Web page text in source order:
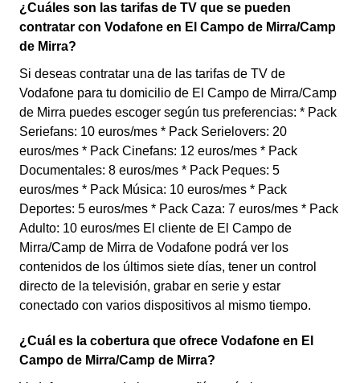
¿Cuáles son las tarifas de TV que se pueden
contratar con Vodafone en El Campo de Mirra/Camp
de Mirra?
Si deseas contratar una de las tarifas de TV de
Vodafone para tu domicilio de El Campo de Mirra/Camp
de Mirra puedes escoger según tus preferencias: * Pack
Seriefans: 10 euros/mes * Pack Serielovers: 20
euros/mes * Pack Cinefans: 12 euros/mes * Pack
Documentales: 8 euros/mes * Pack Peques: 5
euros/mes * Pack Música: 10 euros/mes * Pack
Deportes: 5 euros/mes * Pack Caza: 7 euros/mes * Pack
Adulto: 10 euros/mes El cliente de El Campo de
Mirra/Camp de Mirra de Vodafone podrá ver los
contenidos de los últimos siete días, tener un control
directo de la televisión, grabar en serie y estar
conectado con varios dispositivos al mismo tiempo.
¿Cuál es la cobertura que ofrece Vodafone en El
Campo de Mirra/Camp de Mirra?